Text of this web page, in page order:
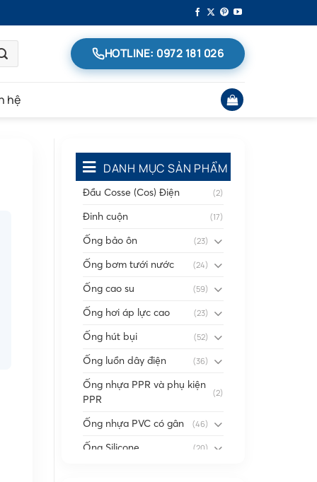
HOTLINE: 0972 181 026
hệ
DANH MỤC SẢN PHẨM
Đầu Cosse (Cos) Điện (2)
Đinh cuộn (17)
Ống bảo ôn (23)
Ống bơm tưới nước (24)
Ống cao su (59)
Ống hơi áp lực cao (23)
Ống hút bụi (52)
Ống luồn dây điện (36)
Ống nhựa PPR và phụ kiện
PPR
(2)
Ống nhựa PVC có gân (46)
Ống Silicone (20)